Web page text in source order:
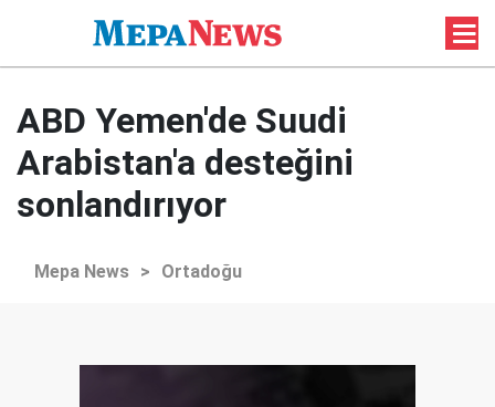
ABD Yemen'de Suudi
Arabistan'a desteğini
sonlandırıyor
Mepa News > Ortadoğu